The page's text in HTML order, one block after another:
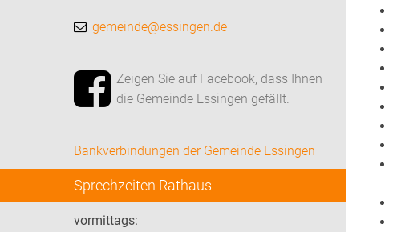
gemeinde@essingen.de
Zeigen Sie auf Facebook, dass Ihnen
die Gemeinde Essingen gefällt.
Bankverbindungen der Gemeinde Essingen
Sprechzeiten Rathaus
vormittags: